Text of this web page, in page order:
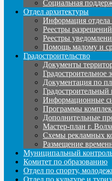
Социальная
Отдел архитектуры
Информация отдела
Реестры разрешений
Реестры
Помощь малому и
Градостроительство
Документы
Градостроительное
Документация по
Градостроительный
Информационные
Программы
Дополнительные
Мастер-план г.
Схемы рекламных
Размещение
Муниципальный
Комитет по образованию
Отдел по спорту,
Отдел по культуре и